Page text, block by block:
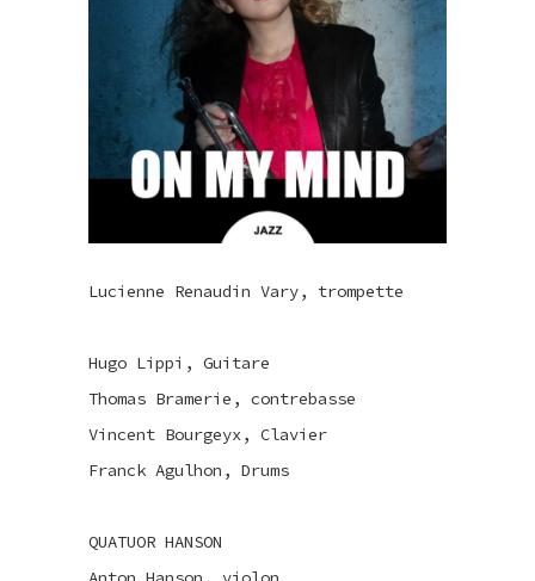
Lucienne Renaudin Vary, trompette
Hugo Lippi, Guitare
Thomas Bramerie, contrebasse
Vincent Bourgeyx, Clavier
Franck Agulhon, Drums
QUATUOR HANSON